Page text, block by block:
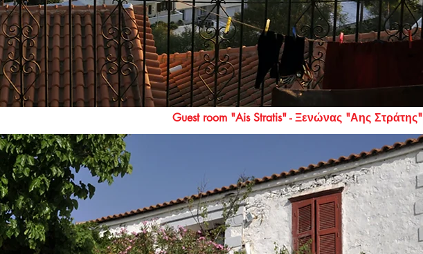
Guest room "Ais Stratis" - Ξενώνας "Αης Στράτης"